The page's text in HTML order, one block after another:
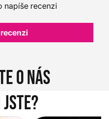
napíše recenzi
o nás
jste?